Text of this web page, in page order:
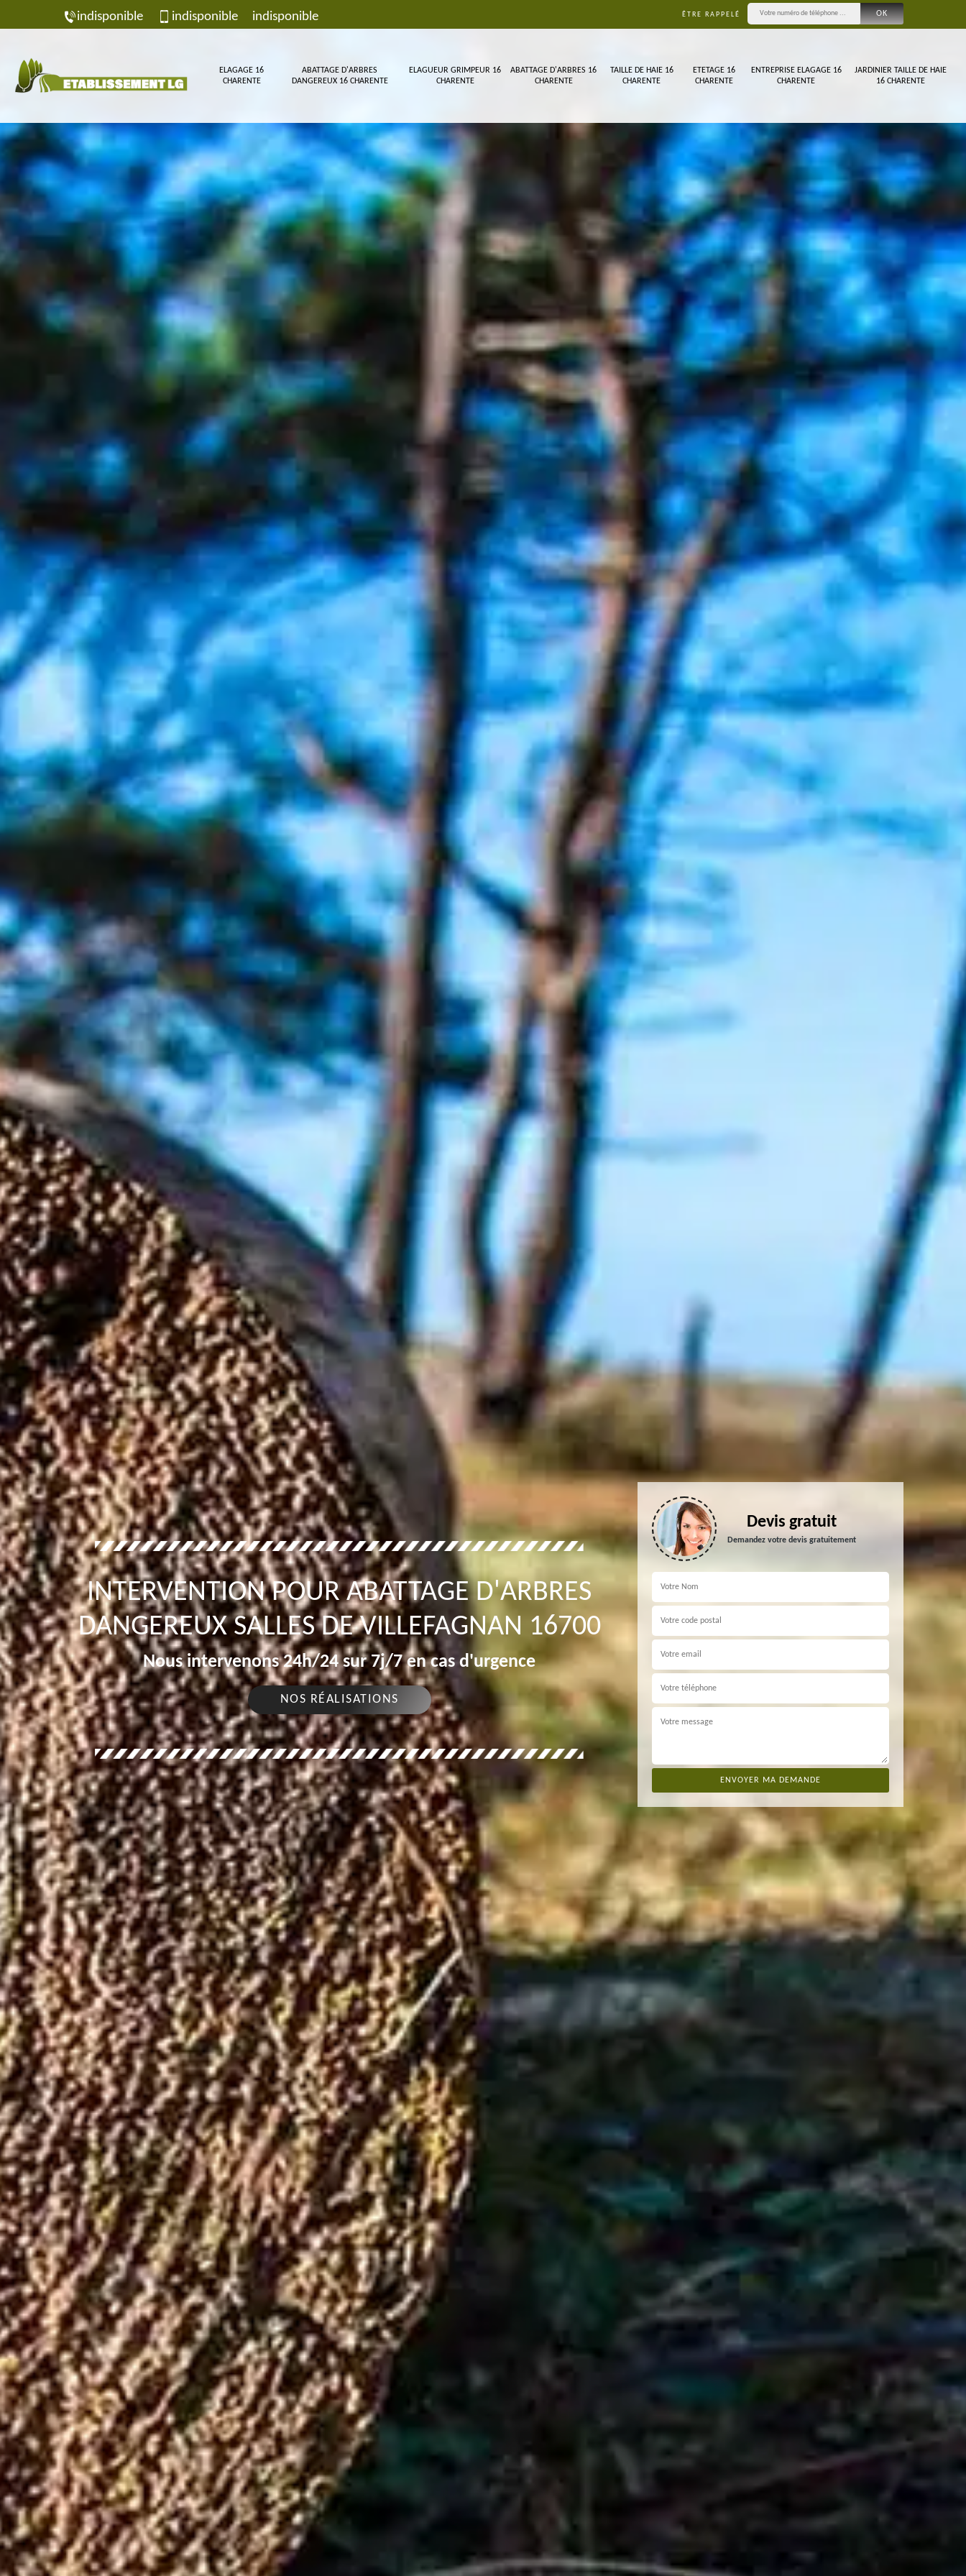
indisponible indisponible indisponible ÊTRE RAPPELÉ
ELAGAGE 16
CHARENTE
ABATTAGE D'ARBRES
DANGEREUX 16 CHARENTE
ELAGUEUR GRIMPEUR 16
CHARENTE
ABATTAGE D'ARBRES 16
CHARENTE
TAILLE DE HAIE 16
CHARENTE
ETETAGE 16
CHARENTE
ENTREPRISE ELAGAGE 16
CHARENTE
JARDINIER TAILLE DE HAIE
16 CHARENTE
INTERVENTION POUR ABATTAGE D'ARBRES
DANGEREUX SALLES DE VILLEFAGNAN 16700
Nous intervenons 24h/24 sur 7j/7 en cas d'urgence
NOS RÉALISATIONS
Devis gratuit
Demandez votre devis gratuitement